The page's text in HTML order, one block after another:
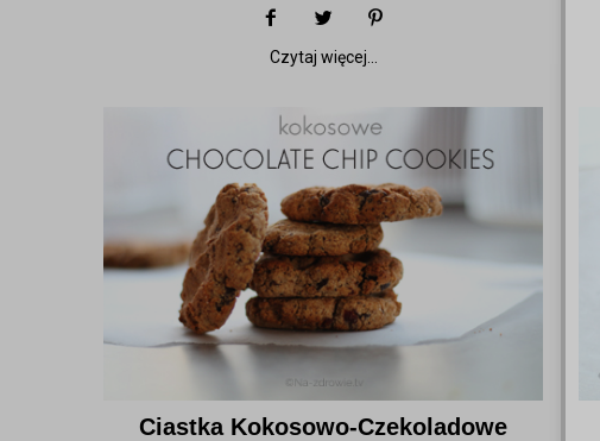
Czytaj więcej...
Ciastka Kokosowo-Czekoladowe